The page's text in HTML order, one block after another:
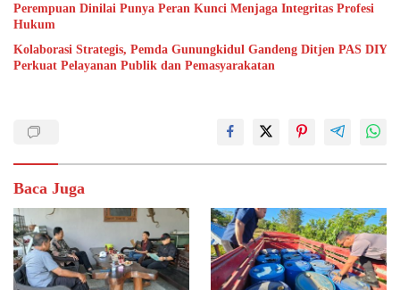
Perempuan Dinilai Punya Peran Kunci Menjaga Integritas Profesi
Hukum
Kolaborasi Strategis, Pemda Gunungkidul Gandeng Ditjen PAS DIY
Perkuat Pelayanan Publik dan Pemasyarakatan
Baca Juga